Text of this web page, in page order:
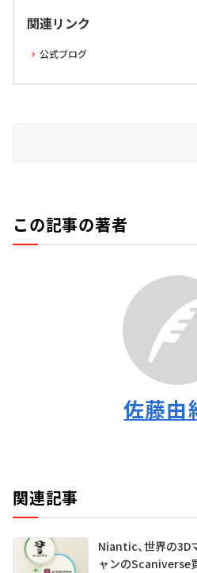
関連リンク
公式ブログ
この記事の著者
佐藤由
関連記事
Niantic、世界の3D
ャンのScaniverse